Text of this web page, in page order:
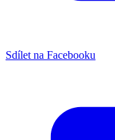
Sdílet na Facebooku